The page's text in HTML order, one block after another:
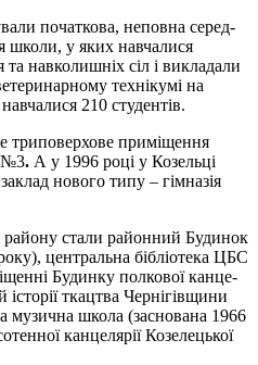
початкова, неповна се­ред­
школи, у яких навчалися
навко­лишніх сіл і викладали
технікумі на
210 студентів.
триповерхове приміщення
№3. А у 1996 році у Козельці
нового типу – гімназія
стали районний Будинок
центральна біб­ліотека ЦБС
Бу­дин­ку полкової кан­це­
історії ткацт­ва Чернігівщини
му­зична шко­ла (заснована 1966
канцелярії Козелець­кої